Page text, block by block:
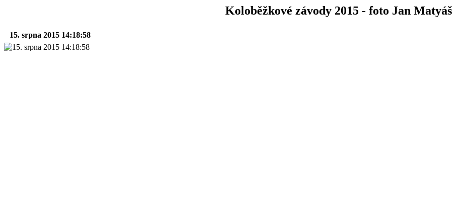
Koloběžkové závody 2015 - foto Jan Matyáš
15. srpna 2015 14:18:58